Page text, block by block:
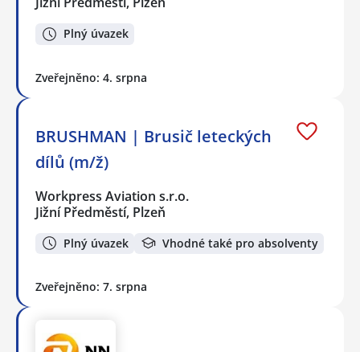
Plný úvazek
Zveřejněno: 4. srpna
BRUSHMAN | Brusič leteckých
dílů (m/ž)
Workpress Aviation s.r.o.
Jižní Předměstí, Plzeň
Plný úvazek Vhodné také pro absolventy
Zveřejněno: 7. srpna